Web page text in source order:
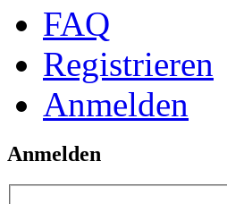
FAQ
Registrieren
Anmelden
Anmelden